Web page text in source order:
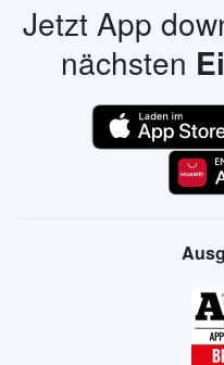
Jetzt App
nächsten